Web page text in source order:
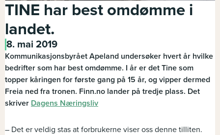
TINE har best omdømme i
landet.
8. mai 2019
Kommunikasjonsbyrået Apeland undersøker hvert år hvilke
bedrifter som har best omdømme. I år er det Tine som
topper kåringen for første gang på 15 år, og vipper dermed
Freia ned fra tronen. Finn.no lander på tredje plass. Det
skriver Dagens Næringsliv
– Det er veldig stas at forbrukerne viser oss denne tilliten.